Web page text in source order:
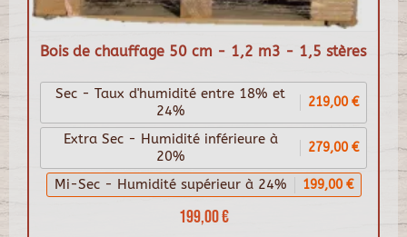
Bois de chauffage 50 cm - 1,2 m3 - 1,5 stères
199,00 €
Sec - Taux d'humidité entre 18% et
24%
219,00 €
Extra Sec - Humidité inférieure à
20%
279,00 €
Mi-Sec - Humidité supérieur à 24% 199,00 €